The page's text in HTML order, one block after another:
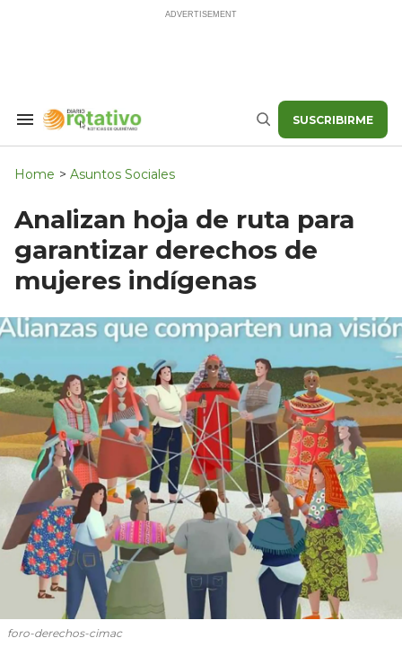
Search
Navigation
Buscar SUSCRIBIRME
Home > Asuntos Sociales
Analizan hoja de ruta para
garantizar derechos de
mujeres indígenas
foro-derechos-cimac